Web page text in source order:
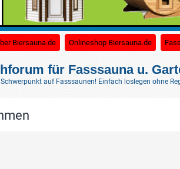
Biersauna.de(Opens a new tab)
Onlineshop Biersauna.de(Opens
für Fasssauna u.
auf Fasssaunen! Einfach loslegen ohne